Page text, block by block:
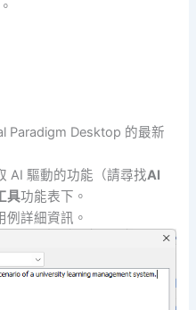
Paradigm Desktop 的最新
AI 驅動的功能（請尋找AI
具功能表下。
例詳細資訊。